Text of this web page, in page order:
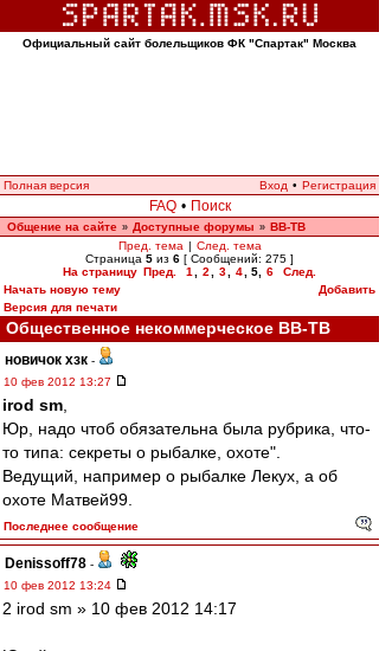
Официальный сайт болельщиков ФК "Спартак" Москва
Полная версия Вход • Регистрация
FAQ • Поиск
Общение на сайте » Доступные форумы » ВВ-ТВ
Пред. тема | След. тема
Страница 5 из 6 [ Сообщений: 275 ]
На страницу Пред. 1 2 3 4 5 6
След.
Начать новую тему
Добавить
Версия для печати
Общественное некоммерческое ВВ-ТВ
новичок хзк -
10 фев 2012 13:27
irod sm
Юр, надо чтоб обязательна была рубрика, что-
то типа: секреты о рыбалке, охоте".
Ведущий, например о рыбалке Лекух, а об
охоте Матвей99.
Последнее сообщение
Denissoff78 -
10 фев 2012 13:24
2 irod sm » 10 фев 2012 14:17